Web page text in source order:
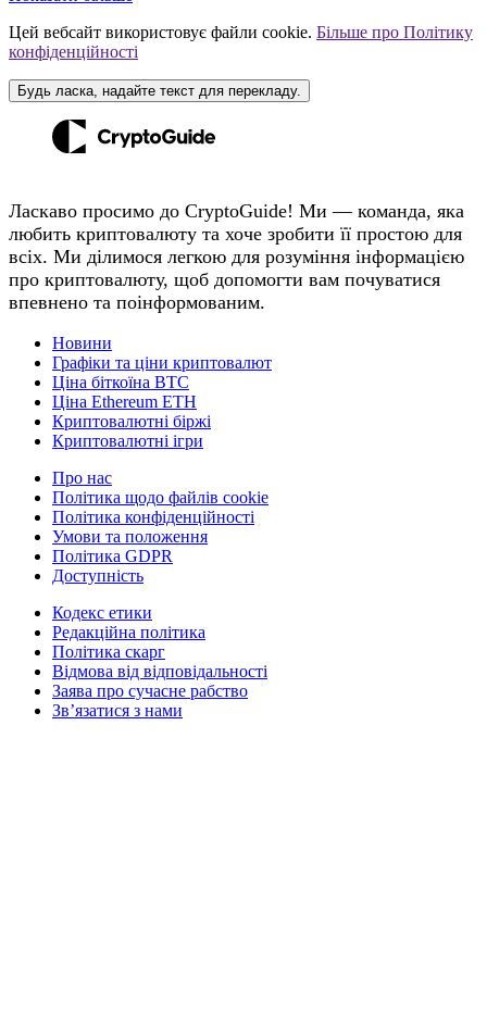
Цей вебсайт використовує файли cookie. Більше про Політику
конфіденційності
Будь ласка, надайте текст для перекладу.
Ласкаво просимо до CryptoGuide! Ми — команда, яка
любить криптовалюту та хоче зробити її простою для
всіх. Ми ділимося легкою для розуміння інформацією
про криптовалюту, щоб допомогти вам почуватися
впевнено та поінформованим.
Новини
Графіки та ціни криптовалют
Ціна біткоїна BTC
Ціна Ethereum ETH
Криптовалютні біржі
Криптовалютні ігри
Про нас
Політика щодо файлів cookie
Політика конфіденційності
Умови та положення
Політика GDPR
Доступність
Кодекс етики
Редакційна політика
Політика скарг
Відмова від відповідальності
Заява про сучасне рабство
Зв’язатися з нами